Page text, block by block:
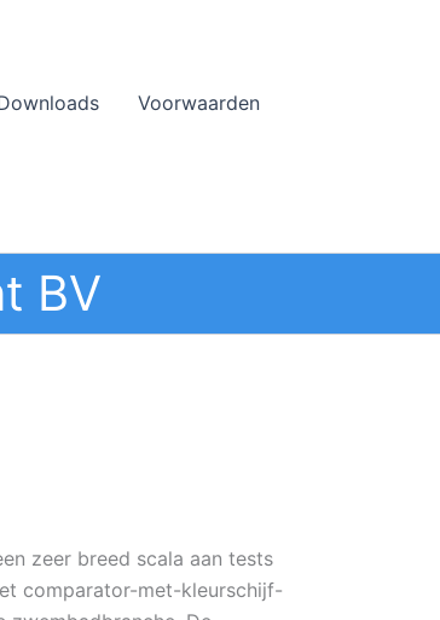
Voorwaarden
BV
zeer breed scala aan tests
comparator-met-kleurschijf-